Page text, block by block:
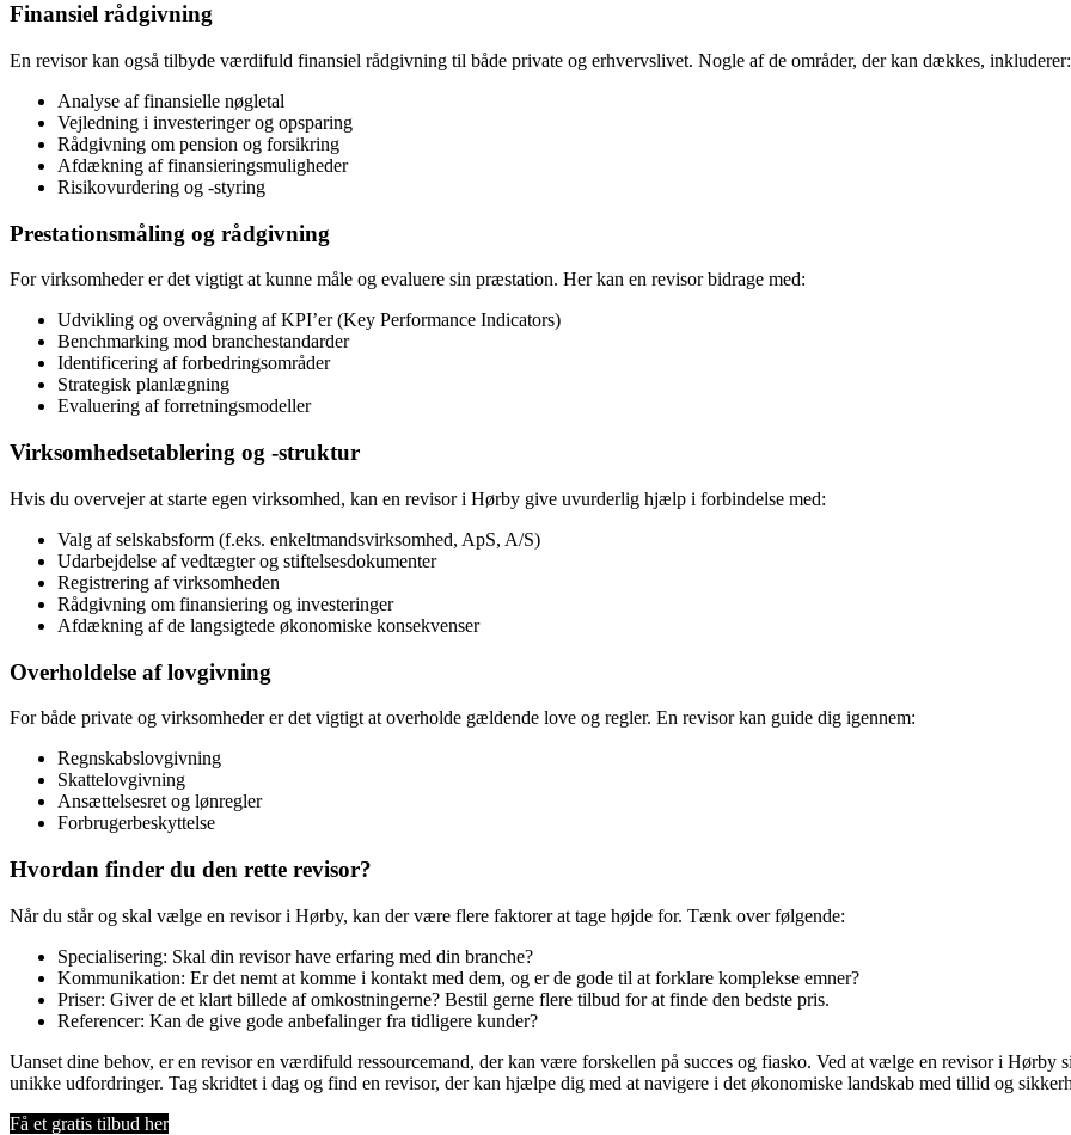
Finansiel rådgivning
En revisor kan også tilbyde værdifuld finansiel rådgivning til både private og erhvervslivet. Nogle af de områder, der kan dækkes, inkluderer:
Analyse af finansielle nøgletal
Vejledning i investeringer og opsparing
Rådgivning om pension og forsikring
Afdækning af finansieringsmuligheder
Risikovurdering og -styring
Prestationsmåling og rådgivning
For virksomheder er det vigtigt at kunne måle og evaluere sin præstation. Her kan en revisor bidrage med:
Udvikling og overvågning af KPI’er (Key Performance Indicators)
Benchmarking mod branchestandarder
Identificering af forbedringsområder
Strategisk planlægning
Evaluering af forretningsmodeller
Virksomhedsetablering og -struktur
Hvis du overvejer at starte egen virksomhed, kan en revisor i Hørby give uvurderlig hjælp i forbindelse med:
Valg af selskabsform (f.eks. enkeltmandsvirksomhed, ApS, A/S)
Udarbejdelse af vedtægter og stiftelsesdokumenter
Registrering af virksomheden
Rådgivning om finansiering og investeringer
Afdækning af de langsigtede økonomiske konsekvenser
Overholdelse af lovgivning
For både private og virksomheder er det vigtigt at overholde gældende love og regler. En revisor kan guide dig igennem:
Regnskabslovgivning
Skattelovgivning
Ansættelsesret og lønregler
Forbrugerbeskyttelse
Hvordan finder du den rette revisor?
Når du står og skal vælge en revisor i Hørby, kan der være flere faktorer at tage højde for. Tænk over følgende:
Specialisering: Skal din revisor have erfaring med din branche?
Kommunikation: Er det nemt at komme i kontakt med dem, og er de gode til at forklare komplekse emner?
Priser: Giver de et klart billede af omkostningerne? Bestil gerne flere tilbud for at finde den bedste pris.
Referencer: Kan de give gode anbefalinger fra tidligere kunder?
Uanset dine behov, er en revisor en værdifuld ressourcemand, der kan være forskellen på succes og fiasko. Ved at vælge en revisor i Hørby
unikke udfordringer. Tag skridtet i dag og find en revisor, der kan hjælpe dig med at navigere i det økonomiske landskab med tillid og
Få et gratis tilbud her